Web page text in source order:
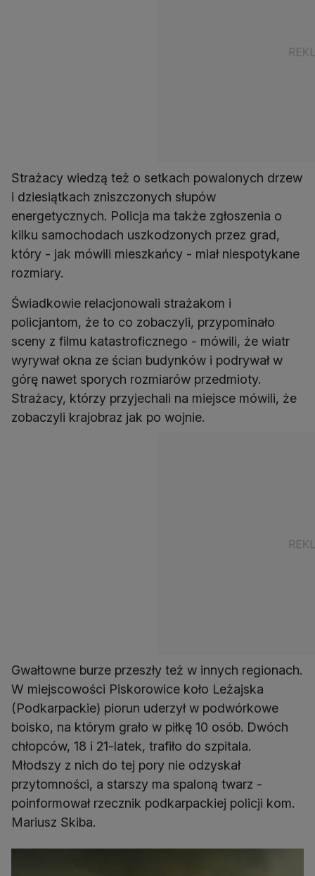
Strażacy wiedzą też o setkach powalonych drzew
i dziesiątkach zniszczonych słupów
energetycznych. Policja ma także zgłoszenia o
kilku samochodach uszkodzonych przez grad,
który - jak mówili mieszkańcy - miał niespotykane
rozmiary.
Świadkowie relacjonowali strażakom i
policjantom, że to co zobaczyli, przypominało
sceny z filmu katastroficznego - mówili, że wiatr
wyrywał okna ze ścian budynków i podrywał w
górę nawet sporych rozmiarów przedmioty.
Strażacy, którzy przyjechali na miejsce mówili, że
zobaczyli krajobraz jak po wojnie.
Gwałtowne burze przeszły też w innych regionach.
W miejscowości Piskorowice koło Leżajska
(Podkarpackie) piorun uderzył w podwórkowe
boisko, na którym grało w piłkę 10 osób. Dwóch
chłopców, 18 i 21-latek, trafiło do szpitala.
Młodszy z nich do tej pory nie odzyskał
przytomności, a starszy ma spaloną twarz -
poinformował rzecznik podkarpackiej policji kom.
Mariusz Skiba.